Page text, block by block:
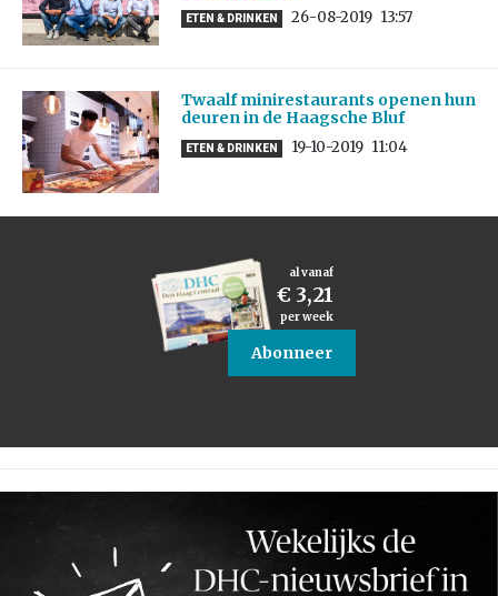
ETEN & DRINKEN 26-08-2019 13:57
Twaalf minirestaurants openen hun
deuren in de Haagsche Bluf
ETEN & DRINKEN 19-10-2019 11:04
al vanaf
€ 3,21
per week
Abonneer